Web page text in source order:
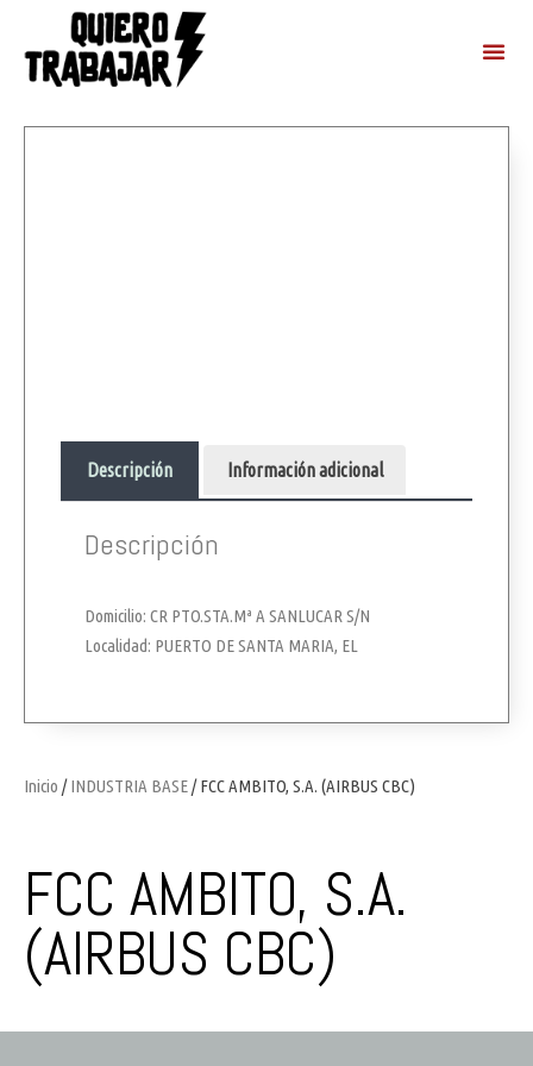
Inicio /INDUSTRIA BASE/ FCC AMBITO, S.A. (AIRBUS CBC)
FCC AMBITO, S.A.
(AIRBUS CBC)
Descripción Información adicional
Descripción
Domicilio: CR PTO.STA.Mª A SANLUCAR S/N
Localidad: PUERTO DE SANTA MARIA, EL